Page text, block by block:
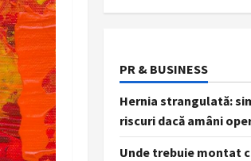
PR & BUSINESS
Hernia strangulată:
riscuri dacă amâni
Unde trebuie montat